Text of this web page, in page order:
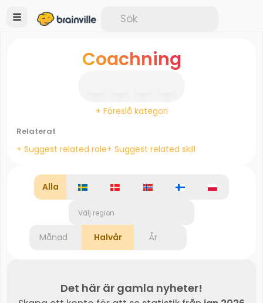
Coachning
+ Föreslå kategori
Relaterat
+ Suggest related role+ Suggest related skill
Alla
Välj region
Månad Halvår År
Det här är gamla nyheter!